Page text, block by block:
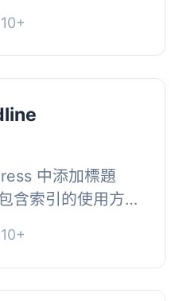
量。還有一些非常
中添加標題
含索引的使用方
式：, [h]標題[/h],